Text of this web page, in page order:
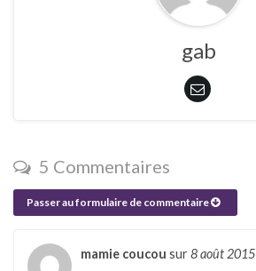
gab
5 Commentaires
Passer au formulaire de commentaire
mamie coucou sur 8 août 2015